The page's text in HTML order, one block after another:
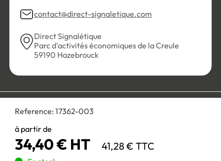
Reference: 17362-003
à partir de
34,40 € HT 41,28 € TTC
contact@direct-signaletique.com
Direct Signalétique
Parc d'activités économiques de la Creule
59190 Hazebrouck
Personnaliser les cookies
Paiement 100% sécurisé :